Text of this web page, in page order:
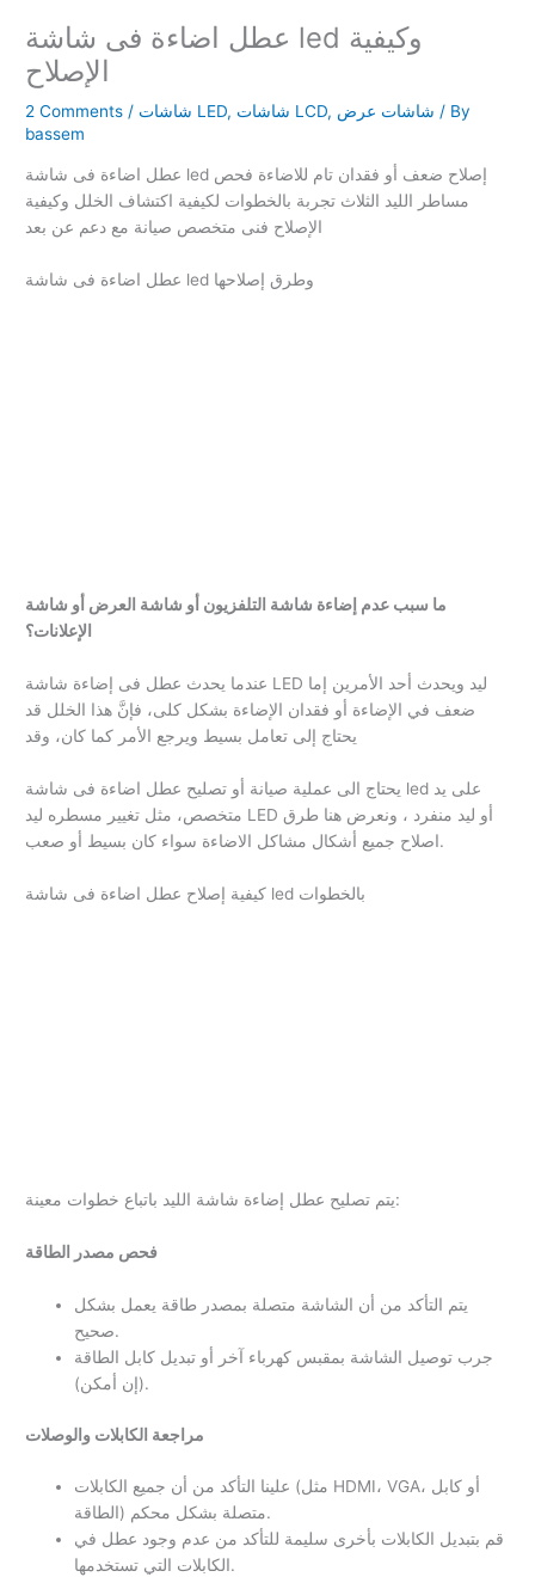
عطل اضاءة فى شاشة led وكيفية
الإصلاح
2 Comments / شاشات LED, شاشات LCD, شاشات عرض / By
bassem
عطل اضاءة فى شاشة led إصلاح ضعف أو فقدان تام للاضاءة فحص
مساطر الليد الثلاث تجربة بالخطوات لكيفية اكتشاف الخلل وكيفية
الإصلاح فنى متخصص صيانة مع دعم عن بعد
عطل اضاءة فى شاشة led وطرق إصلاحها
ما سبب عدم إضاءة شاشة التلفزيون أو شاشة العرض أو شاشة
الإعلانات؟
عندما يحدث عطل فى إضاءة شاشة LED ليد ويحدث أحد الأمرين إما
ضعف في الإضاءة أو فقدان الإضاءة بشكل كلى، فإنَّ هذا الخلل قد
يحتاج إلى تعامل بسيط ويرجع الأمر كما كان، وقد
يحتاج الى عملية صيانة أو تصليح عطل اضاءة فى شاشة led على يد
متخصص، مثل تغيير مسطره ليد LED أو ليد منفرد ، ونعرض هنا طرق
اصلاح جميع أشكال مشاكل الاضاءة سواء كان بسيط أو صعب.
كيفية إصلاح عطل اضاءة فى شاشة led بالخطوات
يتم تصليح عطل إضاءة شاشة الليد باتباع خطوات معينة:
فحص مصدر الطاقة
يتم التأكد من أن الشاشة متصلة بمصدر طاقة يعمل بشكل
صحيح.
جرب توصيل الشاشة بمقبس كهرباء آخر أو تبديل كابل الطاقة
(إن أمكن).
مراجعة الكابلات والوصلات
علينا التأكد من أن جميع الكابلات (مثل HDMI، VGA، أو كابل
الطاقة) متصلة بشكل محكم.
قم بتبديل الكابلات بأخرى سليمة للتأكد من عدم وجود عطل في
الكابلات التي تستخدمها.